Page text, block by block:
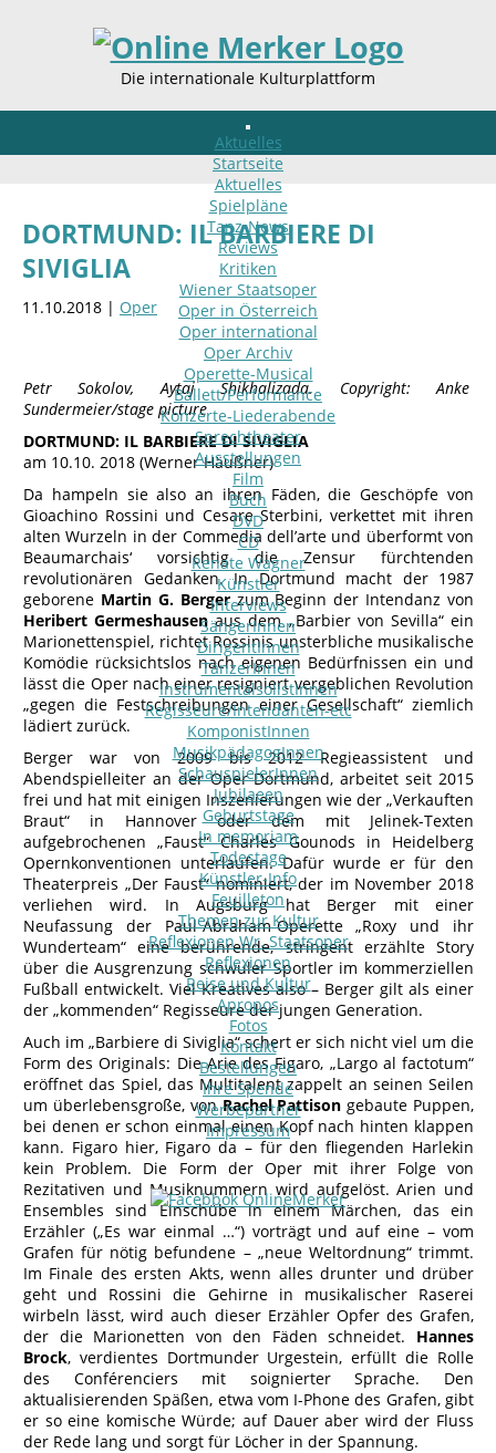
Die internationale Kulturplattform
Aktuelles
Startseite
Aktuelles
Spielpläne
Tanz-News
Reviews
Kritiken
Wiener Staatsoper
Oper in Österreich
Oper international
Oper Archiv
Operette-Musical
Ballett/Performance
Konzerte-Liederabende
Sprechtheater
Ausstellungen
Film
Buch
DVD
CD
Renate Wagner
Künstler
Interviews
SängerInnen
DirigentInnen
TänzerInnen
InstrumentalsolistInnen
Regisseure/Intendanten-etc
KomponistInnen
MusikpädagogInnen
SchauspielerInnen
Jubilaeen
Geburtstage
In memoriam
Todestage
Künstler-Info
Feuilleton
Themen zur Kultur
Reflexionen Wr. Staatsoper
Reflexionen
Reise und Kultur
Apropos
Fotos
Kontakt
Bestellungen
Ihre Spende
Werbepartner
Impressum
DORTMUND: IL BARBIERE DI
SIVIGLIA
11.10.2018 | Oper
Petr Sokolov, Aytaj Shikhalizada. Copyright: Anke
Sundermeier/stage picture
DORTMUND: IL BARBIERE DI SIVIGLIA
am 10.10. 2018 (Werner Häußner)
Da hampeln sie also an ihren Fäden, die Geschöpfe von
Gioachino Rossini und Cesare Sterbini, verkettet mit ihren
alten Wurzeln in der Commedia dell’arte und überformt von
Beaumarchais‘ vorsichtig die Zensur fürchtenden
revolutionären Gedanken. In Dortmund macht der 1987
geborene Martin G. Bergerzum Beginn der Intendanz von
Heribert Germeshausenaus dem „Barbier von Sevilla“ ein
Marionettenspiel, richtet Rossinis unsterbliche musikalische
Komödie rücksichtslos nach eigenen Bedürfnissen ein und
lässt die Oper nach einer resigniert vergeblichen Revolution
„gegen die Festschreibungen einer Gesellschaft“ ziemlich
lädiert zurück.
Berger war von 2009 bis 2012 Regieassistent und
Abendspielleiter an der Oper Dortmund, arbeitet seit 2015
frei und hat mit einigen Inszenierungen wie der „Verkauften
Braut“ in Hannover oder dem mit Jelinek-Texten
aufgebrochenen „Faust“ Charles Gounods in Heidelberg
Opernkonventionen unterlaufen. Dafür wurde er für den
Theaterpreis „Der Faust“ nominiert, der im November 2018
verliehen wird. In Augsburg hat Berger mit einer
Neufassung der Paul-Abraham-Operette „Roxy und ihr
Wunderteam“ eine berührende, stringent erzählte Story
über die Ausgrenzung schwuler Sportler im kommerziellen
Fußball entwickelt. Viel Kreatives also – Berger gilt als einer
der „kommenden“ Regisseure der jungen Generation.
Auch im „Barbiere di Siviglia“ schert er sich nicht viel um die
Form des Originals: Die Arie des Figaro, „Largo al factotum“
eröffnet das Spiel, das Multitalent zappelt an seinen Seilen
um überlebensgroße, vonRachel Pattison gebaute Puppen,
bei denen er schon einmal einen Kopf nach hinten klappen
kann. Figaro hier, Figaro da – für den fliegenden Harlekin
kein Problem. Die Form der Oper mit ihrer Folge von
Rezitativen und Musiknummern wird aufgelöst. Arien und
Ensembles sind Einschübe in einem Märchen, das ein
Erzähler („Es war einmal …“) vorträgt und auf eine – vom
Grafen für nötig befundene – „neue Weltordnung“ trimmt.
Im Finale des ersten Akts, wenn alles drunter und drüber
geht und Rossini die Gehirne in musikalischer Raserei
wirbeln lässt, wird auch dieser Erzähler Opfer des Grafen,
der die Marionetten von den Fäden schneidet. Hannes
Brock, verdientes Dortmunder Urgestein, erfüllt die Rolle
des Conférenciers mit soignierter Sprache. Den
aktualisierenden Späßen, etwa vom I-Phone des Grafen, gibt
er so eine komische Würde; auf Dauer aber wird der Fluss
der Rede lang und sorgt für Löcher in der Spannung.